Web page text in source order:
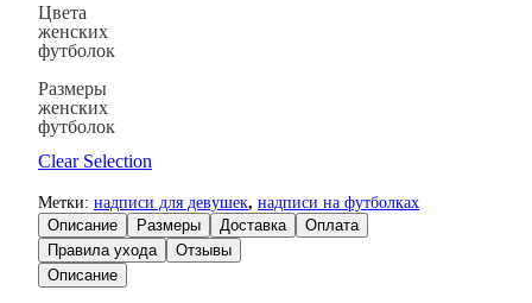
Цвета
женских
футболок
Размеры
женских
футболок
Clear Selection
Метки: надписи для девушек, надписи на футболках
Описание
Размеры Доставка
Оплата
Правила ухода
Отзывы
Описание